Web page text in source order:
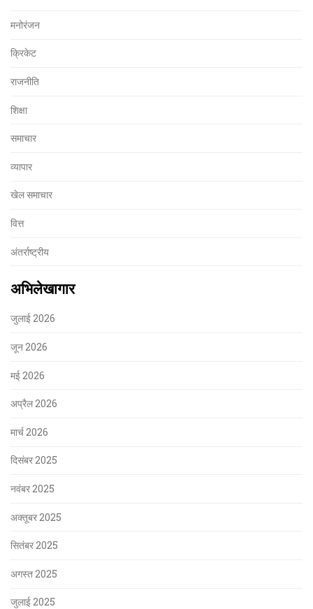
मनोरंजन
क्रिकेट
राजनीति
शिक्षा
समाचार
व्यापार
खेल समाचार
वित्त
अंतर्राष्ट्रीय
अभिलेखागार
जुलाई 2026
जून 2026
मई 2026
अप्रैल 2026
मार्च 2026
दिसंबर 2025
नवंबर 2025
अक्तूबर 2025
सितंबर 2025
अगस्त 2025
जुलाई 2025